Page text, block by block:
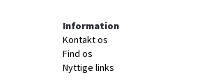
Information
Kontakt os
Find os
Nyttige links